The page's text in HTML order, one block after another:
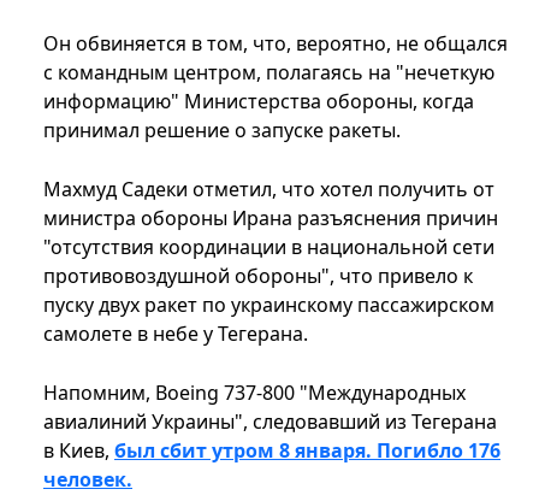
Он обвиняется в том, что, вероятно, не общался
с командным центром, полагаясь на "нечеткую
информацию" Министерства обороны, когда
принимал решение о запуске ракеты.
Махмуд Садеки отметил, что хотел получить от
министра обороны Ирана разъяснения причин
"отсутствия координации в национальной сети
противовоздушной обороны", что привело к
пуску двух ракет по украинскому пассажирском
самолете в небе у Тегерана.
Напомним, Boeing 737-800 "Международных
авиалиний Украины", следовавший из Тегерана
в Киев, был сбит утром 8 января. Погибло 176
человек.